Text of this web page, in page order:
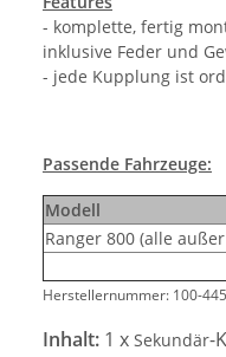
- komplette, fertig
inklusive Feder und
- jede Kupplung ist
Passende Fahrzeuge:
Modell
Ranger 800 (alle
Herstellernummer: 100-
Inhalt: 1 x Sekundär-